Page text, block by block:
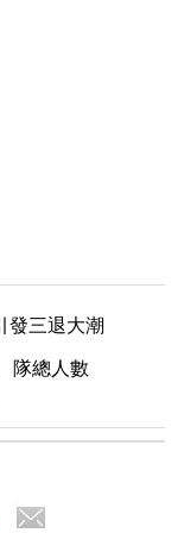
發三退大潮
隊總人數